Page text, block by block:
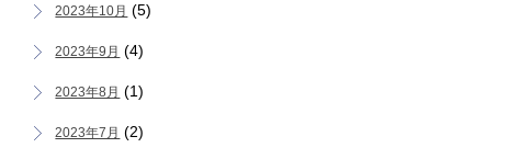
2023年10月 (5)
2023年9月 (4)
2023年8月 (1)
2023年7月 (2)